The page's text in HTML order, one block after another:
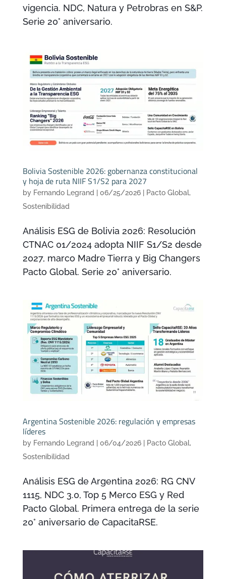
vigencia. NDC, Natura y Petrobras en S&P.
Serie 20° aniversario.
Bolivia Sostenible 2026: gobernanza constitucional
y hoja de ruta NIIF S1/S2 para 2027
by Fernando Legrand 06/25/2026| Pacto Global,
Sostenibilidad
Análisis ESG de Bolivia 2026: Resolución
CTNAC 01/2024 adopta NIIF S1/S2 desde
2027, marco Madre Tierra y Big Changers
Pacto Global. Serie 20° aniversario.
Argentina Sostenible 2026: regulación y empresas
líderes
by Fernando Legrand 06/04/2026| Pacto Global,
Sostenibilidad
Análisis ESG de Argentina 2026: RG CNV
1115, NDC 3.0, Top 5 Merco ESG y Red
Pacto Global. Primera entrega de la serie
20° aniversario de CapacitaRSE.